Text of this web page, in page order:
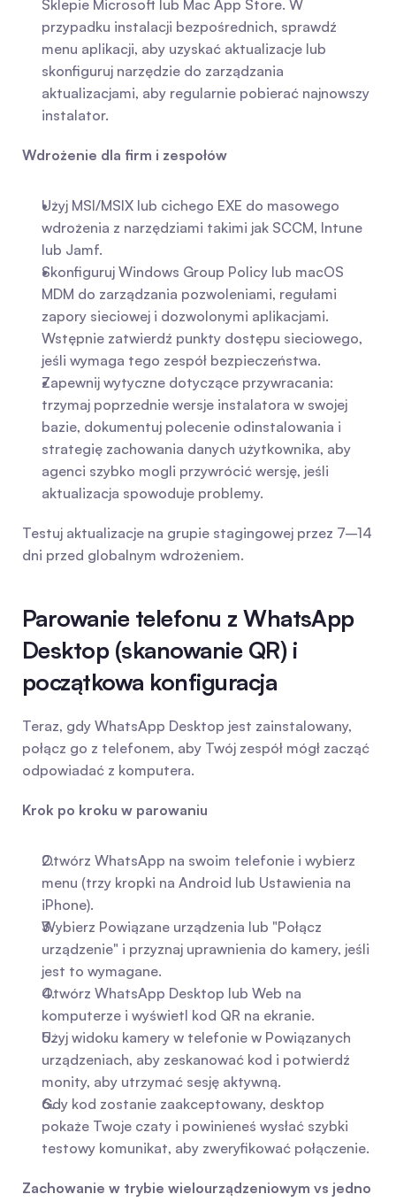
Sklepie Microsoft lub Mac App Store. W
przypadku instalacji bezpośrednich, sprawdź
menu aplikacji, aby uzyskać aktualizacje lub
skonfiguruj narzędzie do zarządzania
aktualizacjami, aby regularnie pobierać najnowszy
instalator.
Wdrożenie dla firm i zespołów
Użyj MSI/MSIX lub cichego EXE do masowego
wdrożenia z narzędziami takimi jak SCCM, Intune
lub Jamf.
Skonfiguruj Windows Group Policy lub macOS
MDM do zarządzania pozwoleniami, regułami
zapory sieciowej i dozwolonymi aplikacjami.
Wstępnie zatwierdź punkty dostępu sieciowego,
jeśli wymaga tego zespół bezpieczeństwa.
Zapewnij wytyczne dotyczące przywracania:
trzymaj poprzednie wersje instalatora w swojej
bazie, dokumentuj polecenie odinstalowania i
strategię zachowania danych użytkownika, aby
agenci szybko mogli przywrócić wersję, jeśli
aktualizacja spowoduje problemy.
Testuj aktualizacje na grupie stagingowej przez 7–14
dni przed globalnym wdrożeniem.
Parowanie telefonu z WhatsApp
Desktop (skanowanie QR) i
początkowa konfiguracja
Teraz, gdy WhatsApp Desktop jest zainstalowany,
połącz go z telefonem, aby Twój zespół mógł zacząć
odpowiadać z komputera.
Krok po kroku w parowaniu
Otwórz WhatsApp na swoim telefonie i wybierz
menu (trzy kropki na Android lub Ustawienia na
iPhone).
Wybierz Powiązane urządzenia lub "Połącz
urządzenie" i przyznaj uprawnienia do kamery, jeśli
jest to wymagane.
Otwórz WhatsApp Desktop lub Web na
komputerze i wyświetl kod QR na ekranie.
Użyj widoku kamery w telefonie w Powiązanych
urządzeniach, aby zeskanować kod i potwierdź
monity, aby utrzymać sesję aktywną.
Gdy kod zostanie zaakceptowany, desktop
pokaże Twoje czaty i powinieneś wysłać szybki
testowy komunikat, aby zweryfikować połączenie.
Zachowanie w trybie wielourządzeniowym vs jedno